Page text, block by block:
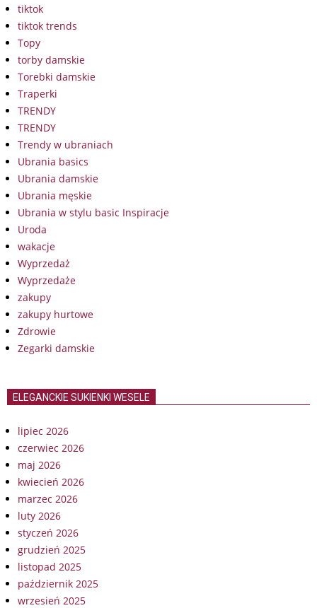
tiktok
tiktok trends
Topy
torby damskie
Torebki damskie
Traperki
TRENDY
TRENDY
Trendy w ubraniach
Ubrania basics
Ubrania damskie
Ubrania męskie
Ubrania w stylu basic Inspiracje
Uroda
wakacje
Wyprzedaż
Wyprzedaże
zakupy
zakupy hurtowe
Zdrowie
Zegarki damskie
ELEGANCKIE SUKIENKI WESELE
lipiec 2026
czerwiec 2026
maj 2026
kwiecień 2026
marzec 2026
luty 2026
styczeń 2026
grudzień 2025
listopad 2025
październik 2025
wrzesień 2025